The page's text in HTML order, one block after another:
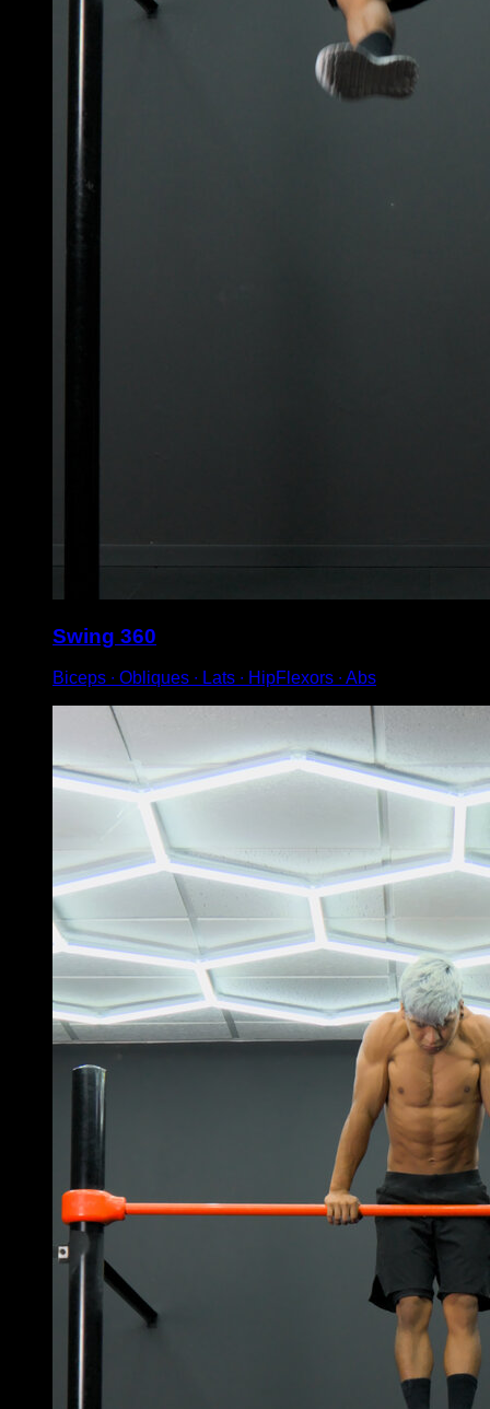
Swing 360
Biceps ∙ Obliques ∙ Lats ∙ HipFlexors ∙ Abs